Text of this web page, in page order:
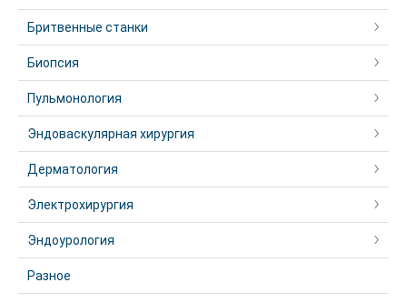
Бритвенные станки
Биопсия
Пульмонология
Эндоваскулярная хирургия
Дерматология
Электрохирургия
Эндоурология
Разное